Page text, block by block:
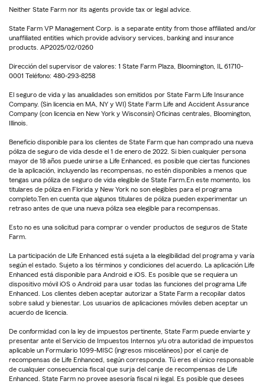
Neither State Farm nor its agents provide tax or legal advice.
State Farm VP Management Corp. is a separate entity from those affiliated and/or
unaffiliated entities which provide advisory services, banking and insurance
products. AP2025/02/0260
Dirección del supervisor de valores: 1 State Farm Plaza, Bloomington, IL 61710-
0001 Teléfono: 480-293-8258
El seguro de vida y las anualidades son emitidos por State Farm Life Insurance
Company. (Sin licencia en MA, NY y WI) State Farm Life and Accident Assurance
Company (con licencia en New York y Wisconsin) Oficinas centrales, Bloomington,
Illinois.
Beneficio disponible para los clientes de State Farm que han comprado una nueva
póliza de seguro de vida desde el 1 de enero de 2022. Si bien cualquier persona
mayor de 18 años puede unirse a Life Enhanced, es posible que ciertas funciones
de la aplicación, incluyendo las recompensas, no estén disponibles a menos que
tengas una póliza de seguro de vida elegible de State Farm.En este momento, los
titulares de póliza en Florida y New York no son elegibles para el programa
completo.Ten en cuenta que algunos titulares de póliza pueden experimentar un
retraso antes de que una nueva póliza sea elegible para recompensas.
Esto no es una solicitud para comprar o vender productos de seguros de State
Farm.
La participación de Life Enhanced está sujeta a la elegibilidad del programa y varía
según el estado. Sujeto a los términos y condiciones del acuerdo. La aplicación Life
Enhanced está disponible para Android e iOS. Es posible que se requiera un
dispositivo móvil iOS o Android para usar todas las funciones del programa Life
Enhanced. Los clientes deben aceptar autorizar a State Farm a recopilar datos
sobre salud y bienestar. Los usuarios de aplicaciones móviles deben aceptar un
acuerdo de licencia.
De conformidad con la ley de impuestos pertinente, State Farm puede enviarte y
presentar ante el Servicio de Impuestos Internos y/u otra autoridad de impuestos
aplicable un Formulario 1099-MISC (ingresos misceláneos) por el canje de
recompensas de Life Enhanced, según corresponda. Tú eres el único responsable
de cualquier consecuencia fiscal que surja del canje de recompensas de Life
Enhanced. State Farm no provee asesoría fiscal ni legal. Es posible que desees